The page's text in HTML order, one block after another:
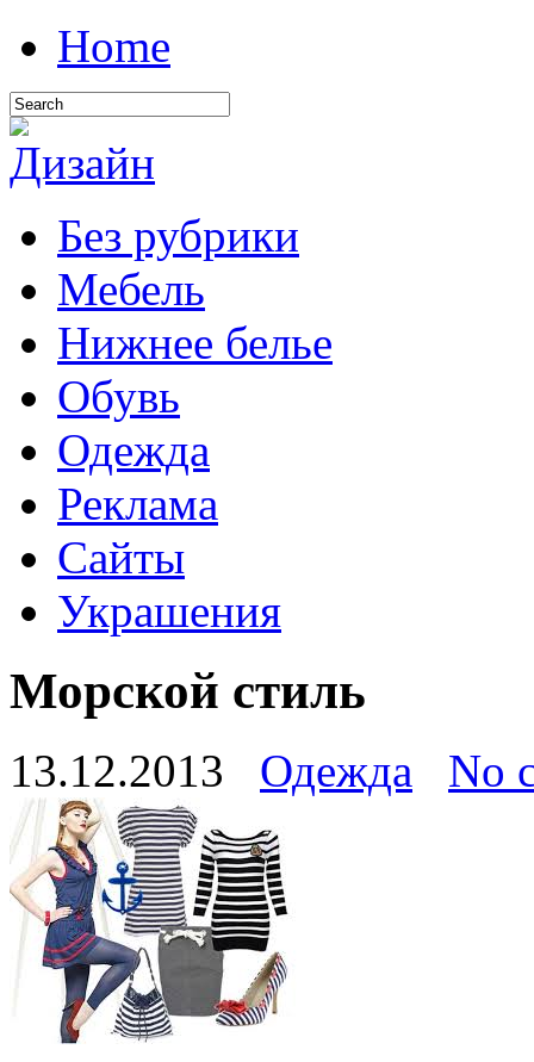
Home
Без рубрики
Мебель
Нижнее белье
Обувь
Одежда
Реклама
Сайты
Украшения
Морской стиль
13.12.2013 Одежда No